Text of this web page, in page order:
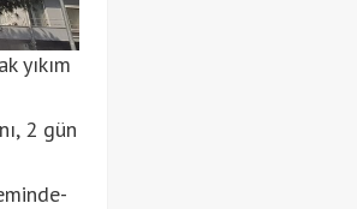
yıkım
2 gün